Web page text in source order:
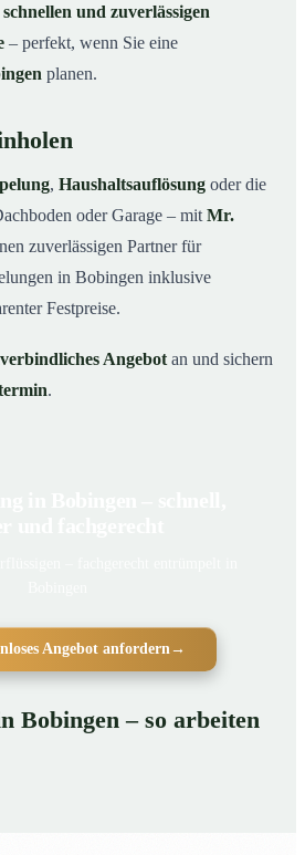
schnellen und zuverlässigen
– perfekt, wenn Sie eine
planen.
, Haushaltsauflösung oder die
oder Garage – mit Mr.
zuverlässigen Partner für
in Bobingen inklusive
Festpreise.
Angebot an und sichern
.
Angebot anfordern →
Bobingen – so arbeiten